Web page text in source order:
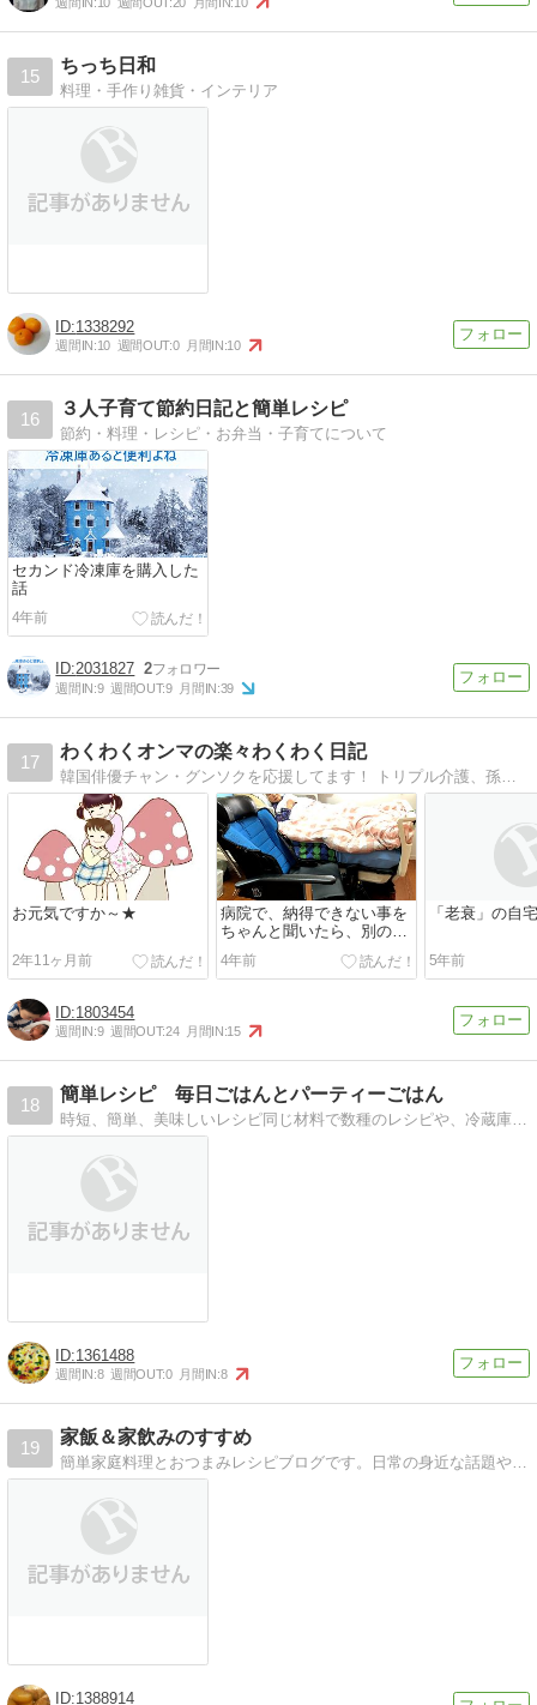
15
ちっち日和
料理・手作り雑貨・インテリア
1338292
週間IN:10 週間OUT:0 月間IN:10
16
３人子育て節約日記と簡単レシピ
節約・料理・レシピ・お弁当・子育てについて
セカンド冷凍庫を購入した
話
4年前
2031827 2
週間IN:9 週間OUT:9 月間IN:39
17
わくわくオンマの楽々わくわく日記
韓国俳優チャン・グンソクを応援してます！ トリプル介護、孫も誕生！喜べる事をさがしつつ わくわく暮らすママの日記
お元気ですか～★
2年11ヶ月前
病院で、納得できない事を
ちゃんと聞いたら、別の方
法を選択できた話
4年前
「老衰」の自
5年前
1803454
週間IN:9 週間OUT:24 月間IN:15
18
簡単レシピ 毎日ごはんとパーティーごはん
時短、簡単、美味しいレシピ同じ材料で数種のレシピや、冷蔵庫にある材料から選ぶレシピやパーティーレシピ
1361488
週間IN:8 週間OUT:0 月間IN:8
19
家飯＆家飲みのすすめ
簡単家庭料理とおつまみレシピブログです。日常の身近な話題やほっこり話付き！
1388914